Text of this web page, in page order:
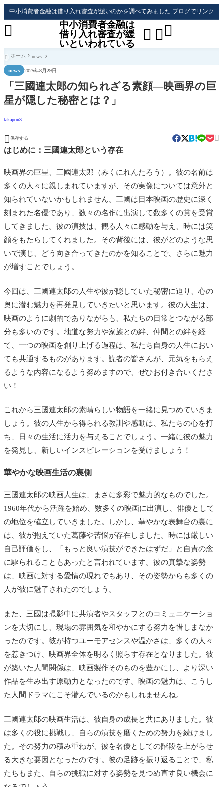
中小消費者金融は借り入れ審査が緩いのかを調べてみました ブログでリンク
中小消費者金融は
借り入れ審査が緩
いといわれている
 

 ホーム news
news 2025年8月29日
「三國連太郎の知られざる素顔―映画界の巨
星が隠した秘密とは？」
takapon3
 保存する 
はじめに：三國連太郎という存在
映画界の巨星、三國連太郎（みくにれんたろう）。彼の名前は
多くの人々に親しまれていますが、その実像については意外と
知られていないかもしれません。三國は日本映画の歴史に深く
刻まれた名優であり、数々の名作に出演して数多くの賞を受賞
してきました。彼の演技は、観る人々に感動を与え、時には笑
顔をもたらしてくれました。その背後には、彼がどのような思
いで演じ、どう向き合ってきたのかを知ることで、さらに魅力
が増すことでしょう。
今回は、三國連太郎の人生や彼が隠していた秘密に迫り、心の
奥に潜む魅力を再発見していきたいと思います。彼の人生は、
映画のように劇的でありながらも、私たちの日常とつながる部
分も多いのです。地道な努力や家族との絆、仲間との絆を経
て、一つの映画を創り上げる過程は、私たち自身の人生におい
ても共通するものがあります。読者の皆さんが、元気をもらえ
るような内容になるよう努めますので、ぜひお付き合いくださ
い！
これから三國連太郎の素晴らしい物語を一緒に見つめていきま
しょう。彼の人生から得られる教訓や感動は、私たちの心を打
ち、日々の生活に活力を与えることでしょう。一緒に彼の魅力
を発見し、新しいインスピレーションを受けましょう！
華やかな映画生活の裏側
三國連太郎の映画人生は、まさに多彩で魅力的なものでした。
1960年代から活躍を始め、数多くの映画に出演し、俳優として
の地位を確立していきました。しかし、華やかな表舞台の裏に
は、彼が抱えていた葛藤や苦悩が存在しました。時には厳しい
自己評価をし、「もっと良い演技ができたはずだ」と自責の念
に駆られることもあったと言われています。彼の真摯な姿勢
は、映画に対する愛情の現れでもあり、その姿勢からも多くの
人が彼に魅了されたのでしょう。
また、三國は撮影中に共演者やスタッフとのコミュニケーショ
ンを大切にし、現場の雰囲気を和やかにする努力を惜しまなか
ったのです。彼が持つユーモアセンスや温かさは、多くの人々
を惹きつけ、映画界全体を明るく照らす存在となりました。彼
が築いた人間関係は、映画製作そのものを豊かにし、より深い
作品を生み出す原動力となったのです。映画の魅力は、こうし
た人間ドラマにこそ潜んでいるのかもしれませんね。
三國連太郎の映画生活は、彼自身の成長と共にありました。彼
は多くの役に挑戦し、自らの演技を磨くための努力を続けまし
た。その努力の積み重ねが、彼を名優としての階段を上がらせ
る大きな要因となったのです。彼の足跡を振り返ることで、私
たちもまた、自らの挑戦に対する姿勢を見つめ直す良い機会に